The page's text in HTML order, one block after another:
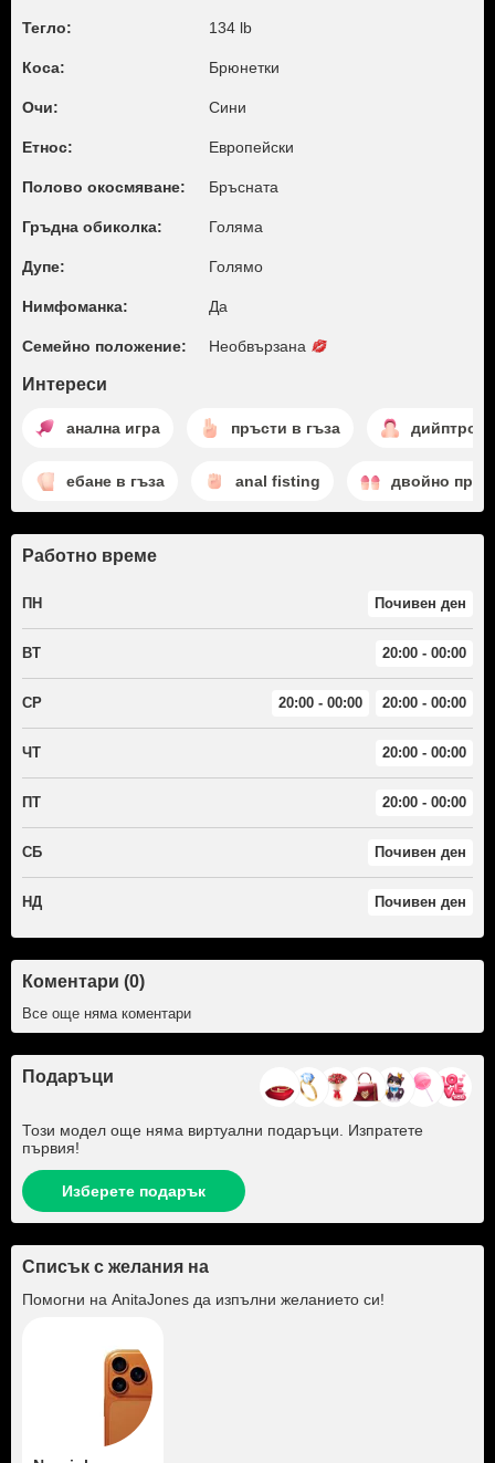
Тегло: 134 lb
Коса: Брюнетки
Очи: Сини
Етнос: Европейски
Полово окосмяване: Бръсната
Гръдна обиколка: Голяма
Дупе: Голямо
Нимфоманка: Да
Семейно положение: Необвързана
Интереси
анална игра пръсти в гъза дийптроут
ебане в гъза anal fisting двойно
Работно време
ПН Почивен ден
ВТ 20:00 - 00:00
СР 20:00 - 00:00 20:00 - 00:00
ЧТ 20:00 - 00:00
ПТ 20:00 - 00:00
СБ Почивен ден
НД Почивен ден
Коментари (0)
Все още няма коментари
Подаръци
Този модел още няма виртуални подаръци. Изпратете
първия!
Изберете подарък
Списък с желания на
Помогни на AnitaJones да изпълни желанието си!